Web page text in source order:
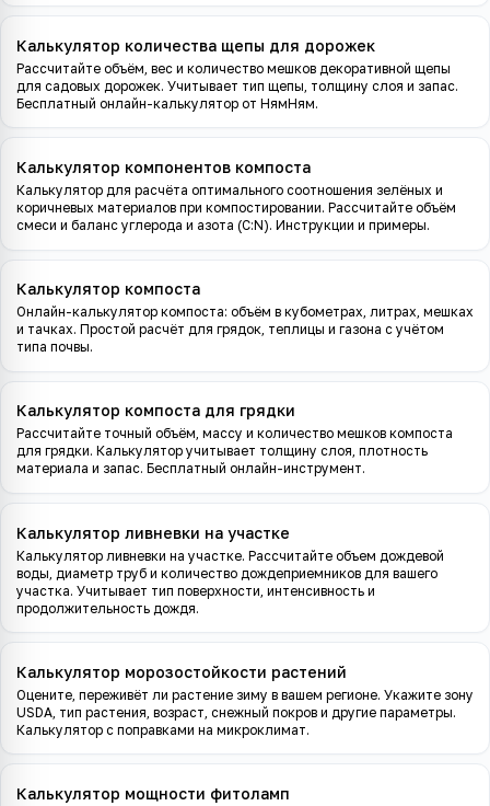
Калькулятор количества щепы для дорожек
Рассчитайте объём, вес и количество мешков декоративной щепы
для садовых дорожек. Учитывает тип щепы, толщину слоя и запас.
Бесплатный онлайн-калькулятор от НямНям.
Калькулятор компонентов компоста
Калькулятор для расчёта оптимального соотношения зелёных и
коричневых материалов при компостировании. Рассчитайте объём
смеси и баланс углерода и азота (C:N). Инструкции и примеры.
Калькулятор компоста
Онлайн-калькулятор компоста: объём в кубометрах, литрах, мешках
и тачках. Простой расчёт для грядок, теплицы и газона с учётом
типа почвы.
Калькулятор компоста для грядки
Рассчитайте точный объём, массу и количество мешков компоста
для грядки. Калькулятор учитывает толщину слоя, плотность
материала и запас. Бесплатный онлайн-инструмент.
Калькулятор ливневки на участке
Калькулятор ливневки на участке. Рассчитайте объем дождевой
воды, диаметр труб и количество дождеприемников для вашего
участка. Учитывает тип поверхности, интенсивность и
продолжительность дождя.
Калькулятор морозостойкости растений
Оцените, переживёт ли растение зиму в вашем регионе. Укажите зону
USDA, тип растения, возраст, снежный покров и другие параметры.
Калькулятор с поправками на микроклимат.
Калькулятор мощности фитоламп